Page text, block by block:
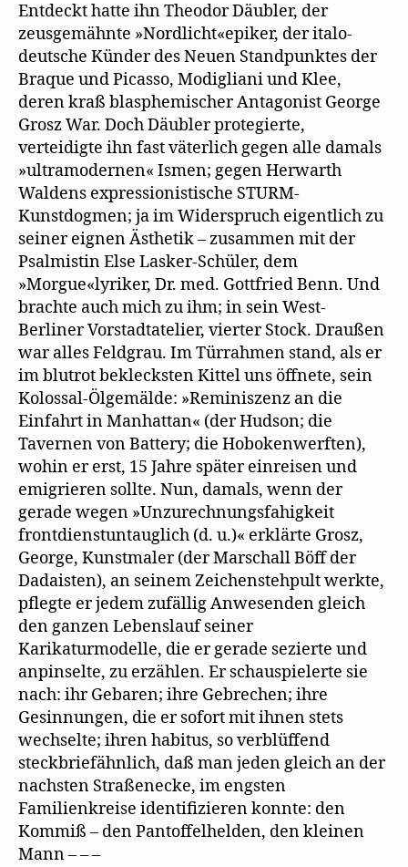
Entdeckt hatte ihn Theodor Däubler, der
zeusgemähnte »Nordlicht«epiker, der italo-
deutsche Künder des Neuen Standpunktes der
Braque und Picasso, Modigliani und Klee,
deren kraß blasphemischer Antagonist George
Grosz War. Doch Däubler protegierte,
verteidigte ihn fast väterlich gegen alle damals
»ultramodernen« Ismen; gegen Herwarth
Waldens expressionistische STURM-
Kunstdogmen; ja im Widerspruch eigentlich zu
seiner eignen Ästhetik – zusammen mit der
Psalmistin Else Lasker-Schüler, dem
»Morgue«lyriker, Dr. med. Gottfried Benn. Und
brachte auch mich zu ihm; in sein West-
Berliner Vorstadtatelier, vierter Stock. Draußen
war alles Feldgrau. Im Türrahmen stand, als er
im blutrot beklecksten Kittel uns öffnete, sein
Kolossal-Ölgemälde: »Reminiszenz an die
Einfahrt in Manhattan« (der Hudson; die
Tavernen von Battery; die Hobokenwerften),
wohin er erst, 15 Jahre später einreisen und
emigrieren sollte. Nun, damals, wenn der
gerade wegen »Unzurechnungsfahigkeit
frontdienstuntauglich (d. u.)« erklärte Grosz,
George, Kunstmaler (der Marschall Böff der
Dadaisten), an seinem Zeichenstehpult werkte,
pflegte er jedem zufällig Anwesenden gleich
den ganzen Lebenslauf seiner
Karikaturmodelle, die er gerade sezierte und
anpinselte, zu erzählen. Er schauspielerte sie
nach: ihr Gebaren; ihre Gebrechen; ihre
Gesinnungen, die er sofort mit ihnen stets
wechselte; ihren habitus, so verblüffend
steckbriefähnlich, daß man jeden gleich an der
nachsten Straßenecke, im engsten
Familienkreise identifizieren konnte: den
Kommiß – den Pantoffelhelden, den kleinen
Mann – – –